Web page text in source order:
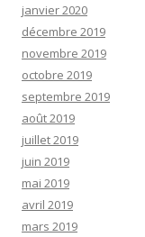
janvier 2020
décembre 2019
novembre 2019
octobre 2019
septembre 2019
août 2019
juillet 2019
juin 2019
mai 2019
avril 2019
mars 2019